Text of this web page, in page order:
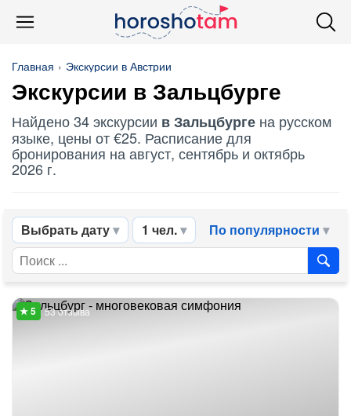
Главная Экскурсии в Австрии
Экскурсии в Зальцбурге
Найдено 34 экскурсии в Зальцбурге на русском
языке, цены от €25. Расписание для
бронирования на август, сентябрь и октябрь
2026 г.
Выбрать дату 1 чел. По популярности
53 отзыва